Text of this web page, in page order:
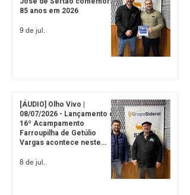
85 anos em 2026
9 de jul.
[ÁUDIO] Olho Vivo |
08/07/2026 - Lançamento do
16º Acampamento
Farroupilha de Getúlio
Vargas acontece neste
8 de jul.